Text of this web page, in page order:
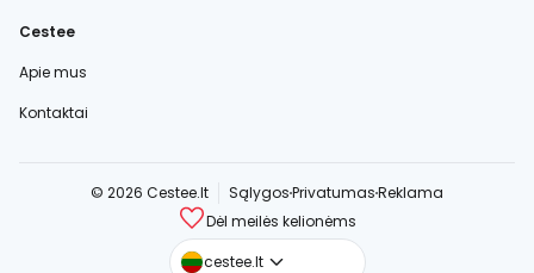
Cestee
Apie mus
Kontaktai
© 2026 Cestee.lt SąlygosPrivatumasReklama
Dėl meilės kelionėms
cestee.lt
cestee.com